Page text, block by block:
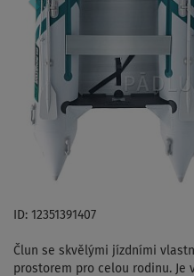
ID: 12351391407
Člun se skvělými jízdními
prostorem pro celou rodinu. Je